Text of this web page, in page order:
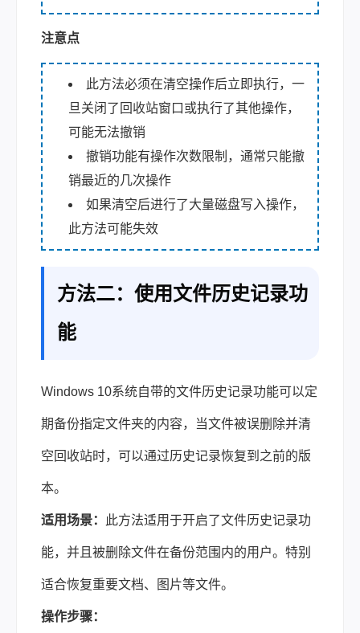
注意点
此方法必须在清空操作后立即执行，一
旦关闭了回收站窗口或执行了其他操作，
可能无法撤销
撤销功能有操作次数限制，通常只能撤
销最近的几次操作
如果清空后进行了大量磁盘写入操作，
此方法可能失效
方法二：使用文件历史记录功
能
Windows 10系统自带的文件历史记录功能可以定
期备份指定文件夹的内容，当文件被误删除并清
空回收站时，可以通过历史记录恢复到之前的版
本。
适用场景： 此方法适用于开启了文件历史记录功
能，并且被删除文件在备份范围内的用户。特别
适合恢复重要文档、图片等文件。
操作步骤：